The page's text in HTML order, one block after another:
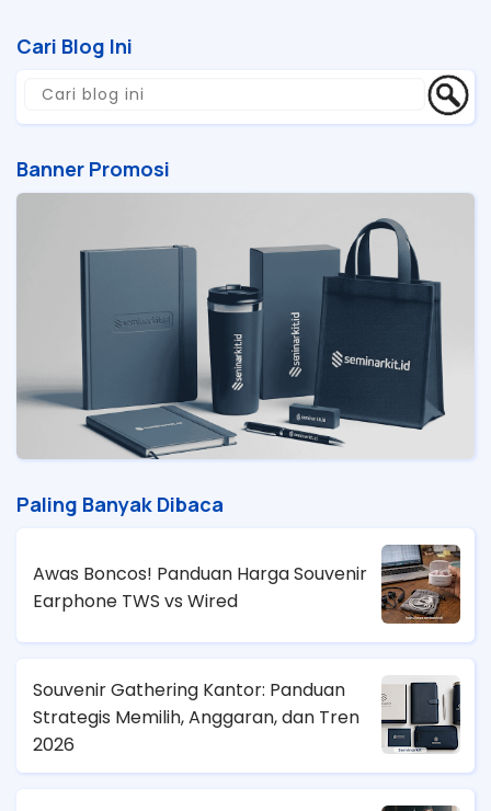
Cari Blog Ini
Banner Promosi
Paling Banyak Dibaca
Awas Boncos! Panduan Harga Souvenir
Earphone TWS vs Wired
Souvenir Gathering Kantor: Panduan
Strategis Memilih, Anggaran, dan Tren
2026